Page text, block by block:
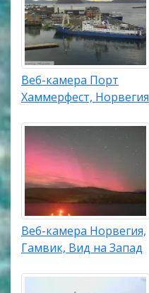
Веб-камера Порт
Хаммерфест, Норвегия
Веб-камера Норвегия,
Гамвик, Вид на Запад